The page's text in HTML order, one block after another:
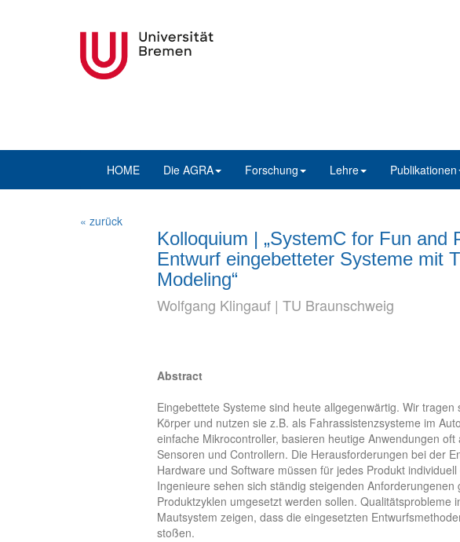
HOME Die AGRA Forschung Lehre Publikationen
« zurück
Kolloquium | „SystemC for Fun and
Entwurf eingebetteter Systeme mit
Modeling“
Wolfgang Klingauf | TU Braunschweig
Abstract
Eingebettete Systeme sind heute allgegenwärtig. Wir
Körper und nutzen sie z.B. als Fahrassistenzsysteme im
einfache Mikrocontroller, basieren heutige Anwendungen
Sensoren und Controllern. Die Herausforderungen bei der
Hardware und Software müssen für jedes Produkt
Ingenieure sehen sich ständig steigenden
Produktzyklen umgesetzt werden sollen. Qualitätsprobleme
Mautsystem zeigen, dass die eingesetzten
stoßen.